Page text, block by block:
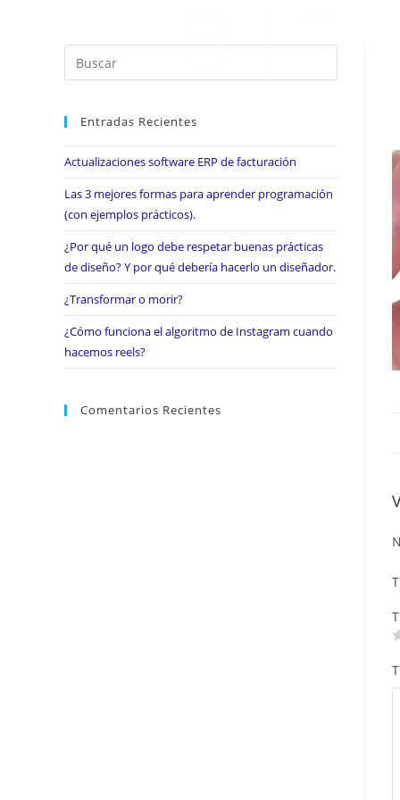
Entradas Recientes
Actualizaciones software ERP de facturación
Las 3 mejores formas para aprender programación
(con ejemplos prácticos).
¿Por qué un logo debe respetar buenas prácticas
de diseño? Y por qué debería hacerlo un diseñador.
¿Transformar o morir?
¿Cómo funciona el algoritmo de Instagram cuando
hacemos reels?
Comentarios Recientes